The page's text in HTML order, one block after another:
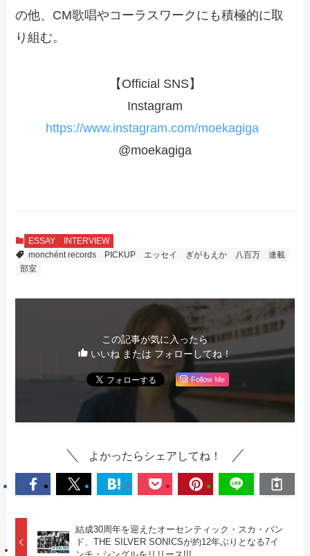
の他、CM歌唱やコーラスワークにも積極的に取
り組む。
【Official SNS】
Instagram
https://www.instagram.com/moekagiga
@moekagiga
ESSAY
INTERVIEW
monchént records
PICKUP エッセイ ぎがもえか 八百万
連載
部室
この記事が気に入ったら
いいね または フォローしてね！
Follow Me
よかったらシェアしてね！
結成30周年を迎えたオーセンティック・スカ・バン
ド、THE SILVER SONICSが約12年ぶりとなる7イ